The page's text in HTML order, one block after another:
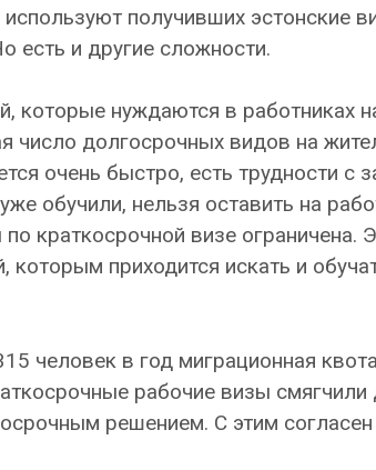
получивших эстонские
есть и другие сложности.
которые нуждаются в работниках
число долгосрочных видов на
очень быстро, есть трудности с
обучили, нельзя оставить на
краткосрочной визе ограничена.
которым приходится искать и
человек в год миграционная
рабочие визы
решением. С этим